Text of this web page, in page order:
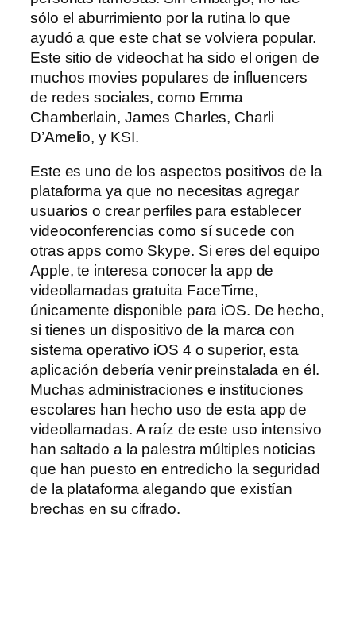
sólo el aburrimiento por la rutina lo que
ayudó a que este chat se volviera popular.
Este sitio de videochat ha sido el origen de
muchos movies populares de influencers
de redes sociales, como Emma
Chamberlain, James Charles, Charli
D’Amelio, y KSI.
Este es uno de los aspectos positivos de la
plataforma ya que no necesitas agregar
usuarios o crear perfiles para establecer
videoconferencias como sí sucede con
otras apps como Skype. Si eres del equipo
Apple, te interesa conocer la app de
videollamadas gratuita FaceTime,
únicamente disponible para iOS. De hecho,
si tienes un dispositivo de la marca con
sistema operativo iOS 4 o superior, esta
aplicación debería venir preinstalada en él.
Muchas administraciones e instituciones
escolares han hecho uso de esta app de
videollamadas. A raíz de este uso intensivo
han saltado a la palestra múltiples noticias
que han puesto en entredicho la seguridad
de la plataforma alegando que existían
brechas en su cifrado.